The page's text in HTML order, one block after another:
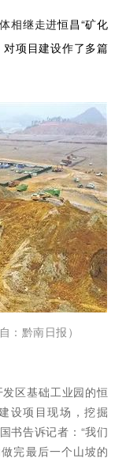
相继走进恒昌“矿化
项目建设作了多篇
：黔南日报）
区基础工业园的恒
设项目现场，挖掘
书告诉记者：“我们
完最后一个山坡的